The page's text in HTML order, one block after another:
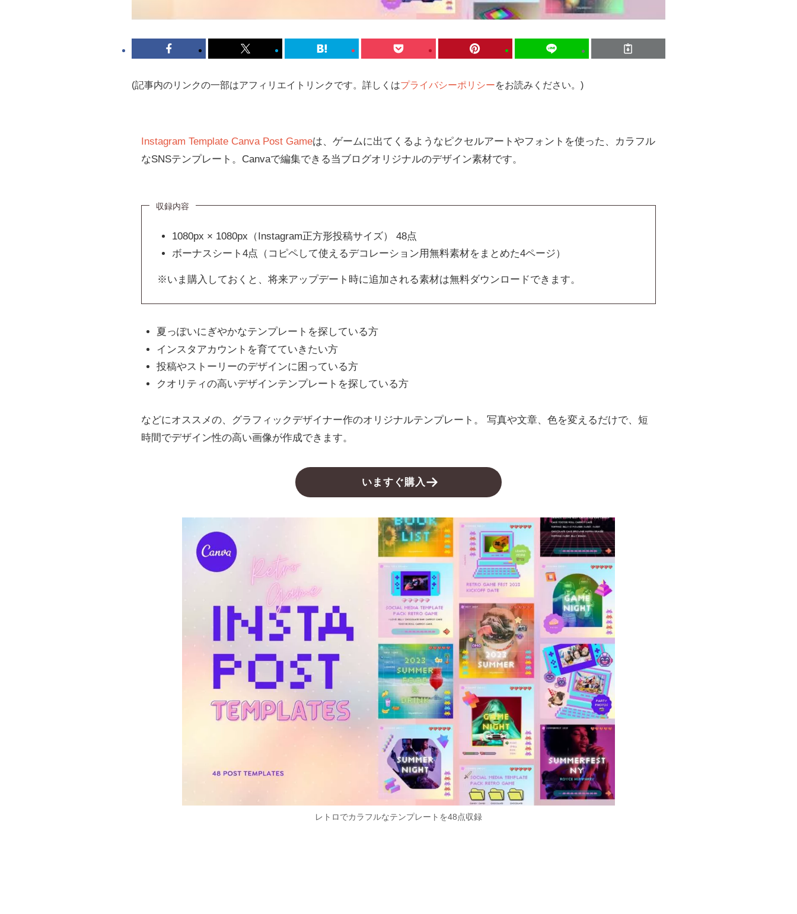
(記事内のリンクの一部はアフィリエイトリンクです。詳しくはプライバシーポリシーをお読みください。)
Instagram Template Canva Post Gameは、ゲームに出てくるようなピクセルアートやフォントを使った、カラフル
なSNSテンプレート。Canvaで編集できる当ブログオリジナルのデザイン素材です。
収録内容
1080px × 1080px（Instagram正方形投稿サイズ） 48点
ボーナスシート4点（コピペして使えるデコレーション用無料素材をまとめた4ページ）
※いま購入しておくと、将来アップデート時に追加される素材は無料ダウンロードできます。
夏っぽいにぎやかなテンプレートを探している方
インスタアカウントを育てていきたい方
投稿やストーリーのデザインに困っている方
クオリティの高いデザインテンプレートを探している方
などにオススメの、グラフィックデザイナー作のオリジナルテンプレート。 写真や文章、色を変えるだけで、短
時間でデザイン性の高い画像が作成できます。
いますぐ購入
レトロでカラフルなテンプレートを48点収録